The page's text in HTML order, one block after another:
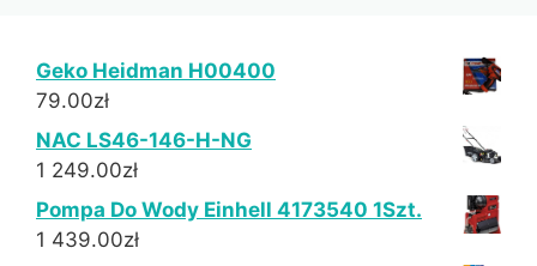
Geko Heidman H00400
79.00zł
NAC LS46-146-H-NG
1 249.00zł
Pompa Do Wody Einhell 4173540 1Szt.
1 439.00zł